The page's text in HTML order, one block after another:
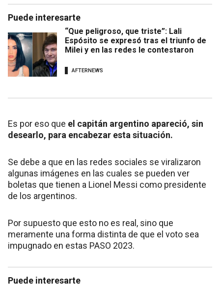
Puede interesarte
“Que peligroso, que triste”: Lali
Espósito se expresó tras el triunfo de
Milei y en las redes le contestaron
AFTERNEWS
Es por eso que el capitán argentino apareció, sin
desearlo, para encabezar esta situación.
Se debe a que en las redes sociales se viralizaron
algunas imágenes en las cuales se pueden ver
boletas que tienen a Lionel Messi como presidente
de los argentinos.
Por supuesto que esto no es real, sino que
meramente una forma distinta de que el voto sea
impugnado en estas PASO 2023.
Puede interesarte